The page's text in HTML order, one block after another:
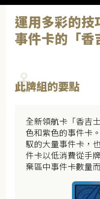
運用多彩的技
事件卡的「香
此牌組的要點
全新領航卡「香吉
色和紫色的事件卡
馭的大量事件卡，
件卡以低消費從手
棄區中事件卡數量